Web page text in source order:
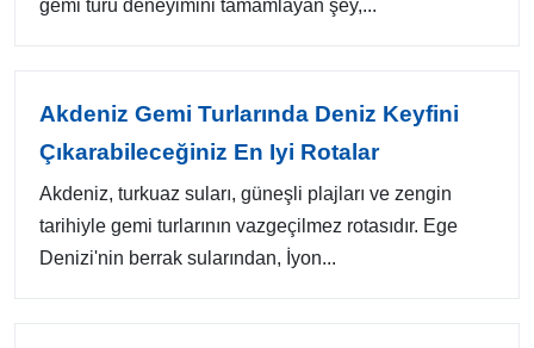
gemi turu deneyimini tamamlayan şey,...
Akdeniz Gemi Turlarında Deniz Keyfini
Çıkarabileceğiniz En Iyi Rotalar
Akdeniz, turkuaz suları, güneşli plajları ve zengin
tarihiyle gemi turlarının vazgeçilmez rotasıdır. Ege
Denizi'nin berrak sularından, İyon...